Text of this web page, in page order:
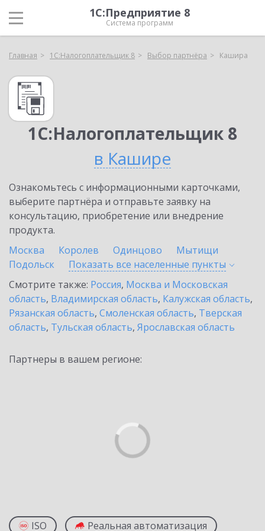
1С:Предприятие 8
Система программ
Главная 1С:Налогоплательщик 8 Выбор партнёра Кашира
1С:Налогоплательщик 8
в Кашире
Ознакомьтесь с информационными карточками,
выберите партнёра и отправьте заявку на
консультацию, приобретение или внедрение
продукта.
Москва
Королев Одинцово
Мытищи
Подольск
Показать все населенные пункты
Смотрите также: Россия, Москва и Московская
область, Владимирская область, Калужская область,
Рязанская область, Смоленская область, Тверская
область, Тульская область, Ярославская область
Партнеры в вашем регионе:
ISO Реальная автоматизация